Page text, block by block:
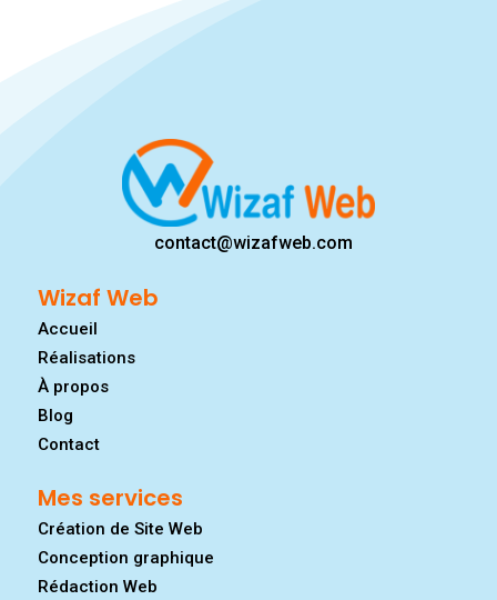
contact@wizafweb.com
Wizaf Web
Accueil
Réalisations
À propos
Blog
Contact
Mes services
Création de Site Web
Conception graphique
Rédaction Web